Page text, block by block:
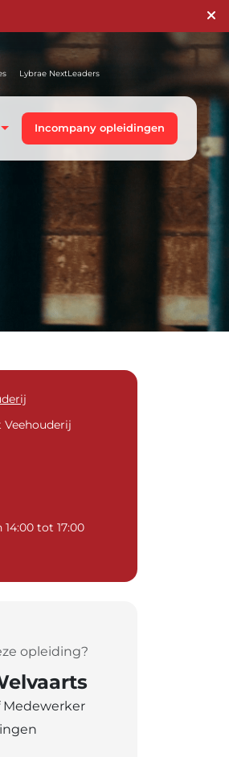
Lybrae NextLeaders
Incompany opleidingen
Veehouderij
tot 17:00
opleiding?